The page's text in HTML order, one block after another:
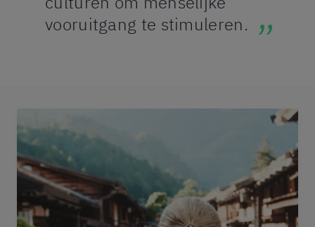
vooruitgang te stimuleren.